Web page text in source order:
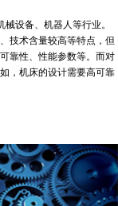
设备、机器人等行业。
技术含量较高等特点，但
靠性、性能参数等。而对
，机床的设计需要高可靠